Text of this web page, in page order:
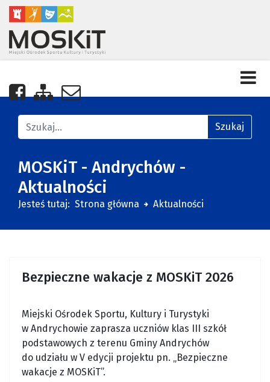
Nasza strona na Facebooku
Zobacz mapę strony
Napisz do nas
MOSKiT - Andrychów -
Aktualności
Jesteś tutaj: Strona główna Aktualności
Znajdź na stronie Szukaj
Bezpieczne wakacje z MOSKiT 2026
Miejski Ośrodek Sportu, Kultury i Turystyki
w Andrychowie zaprasza uczniów klas III szkół
podstawowych z terenu Gminy Andrychów
do udziału w V edycji projektu pn. „Bezpieczne
wakacje z MOSKiT”.